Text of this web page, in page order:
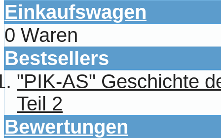
Einkaufswagen
0 Waren
Bestsellers
"PIK-AS" Geschichte
Teil 2
Bewertungen